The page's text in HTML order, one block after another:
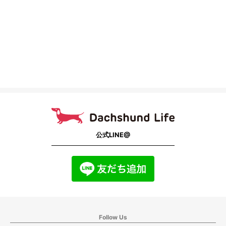
公式LINE@
Follow Us